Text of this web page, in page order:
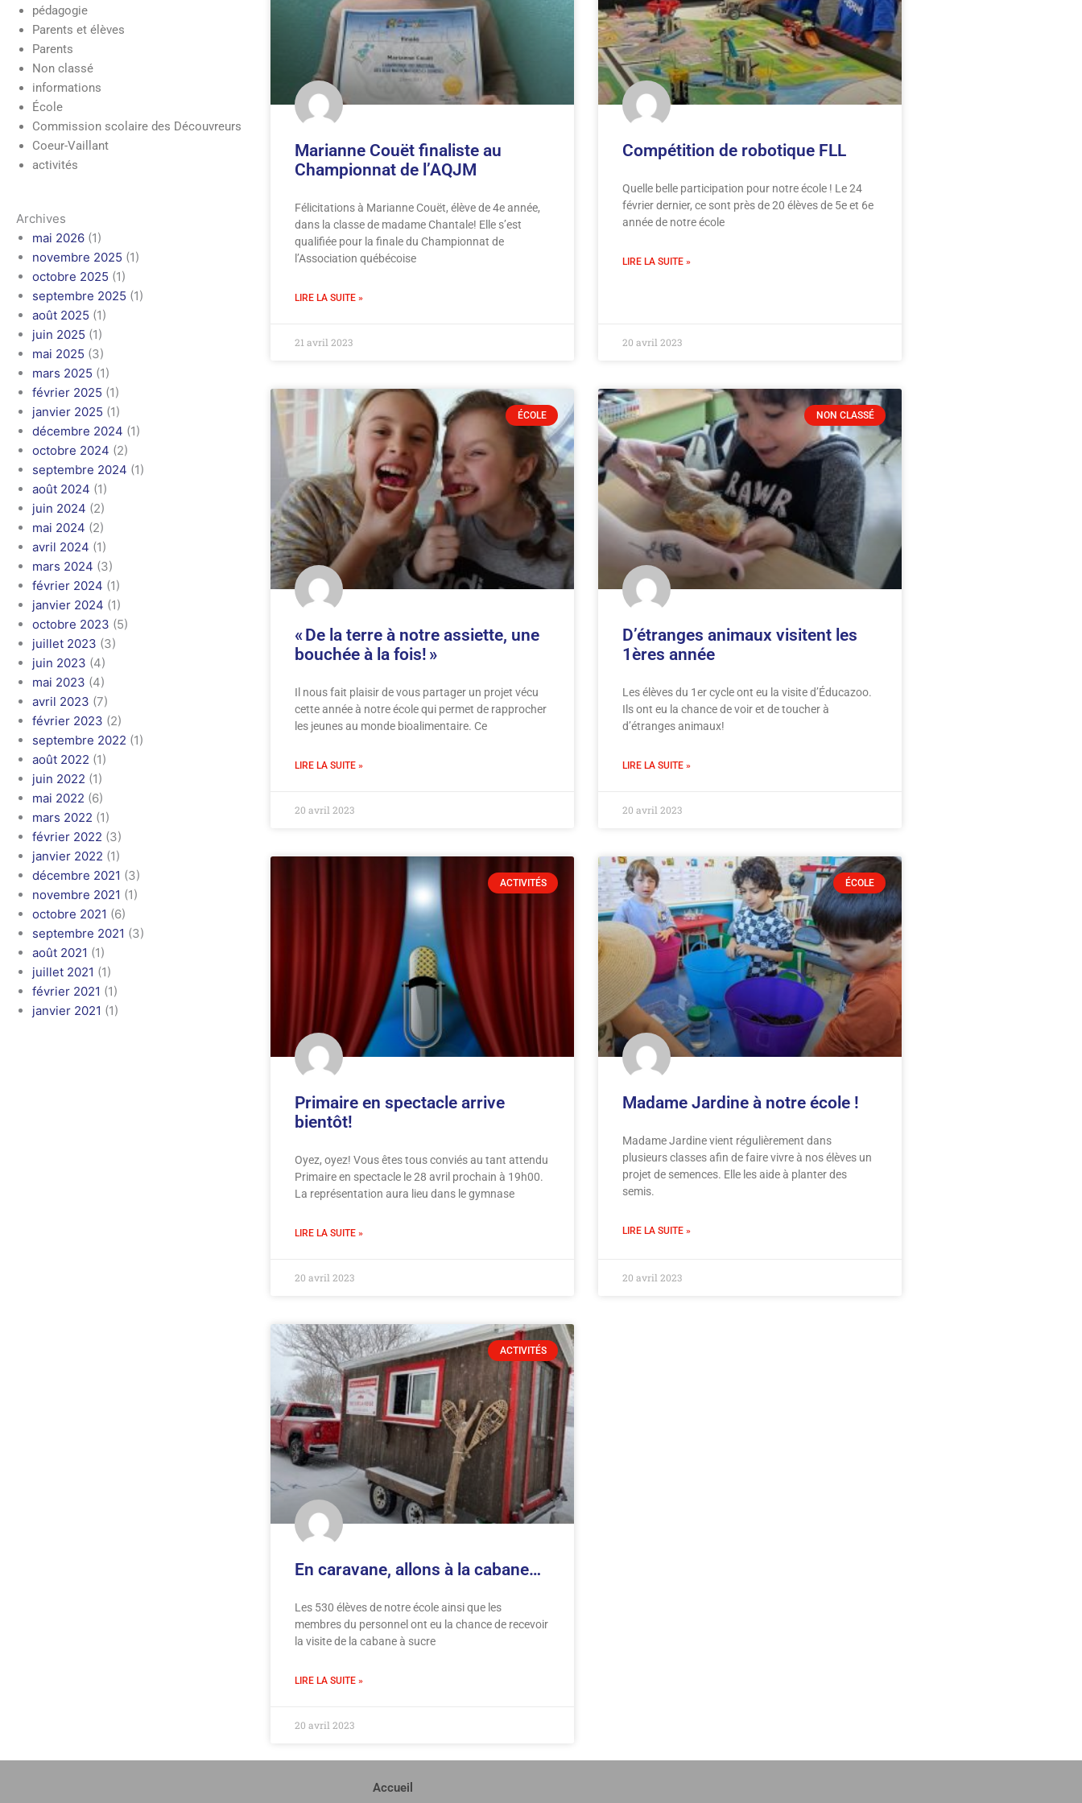
pédagogie
Parents et élèves
Parents
Non classé
informations
École
Commission scolaire des Découvreurs
Coeur-Vaillant
activités
Archives
mai 2026 (1)
novembre 2025 (1)
octobre 2025 (1)
septembre 2025 (1)
août 2025 (1)
juin 2025 (1)
mai 2025 (3)
mars 2025 (1)
février 2025 (1)
janvier 2025 (1)
décembre 2024 (1)
octobre 2024 (2)
septembre 2024 (1)
août 2024 (1)
juin 2024 (2)
mai 2024 (2)
avril 2024 (1)
mars 2024 (3)
février 2024 (1)
janvier 2024 (1)
octobre 2023 (5)
juillet 2023 (3)
juin 2023 (4)
mai 2023 (4)
avril 2023 (7)
février 2023 (2)
septembre 2022 (1)
août 2022 (1)
juin 2022 (1)
mai 2022 (6)
mars 2022 (1)
février 2022 (3)
janvier 2022 (1)
décembre 2021 (3)
novembre 2021 (1)
octobre 2021 (6)
septembre 2021 (3)
août 2021 (1)
juillet 2021 (1)
février 2021 (1)
janvier 2021 (1)
Marianne Couët finaliste au
Championnat de l’AQJM
Félicitations à Marianne Couët, élève de 4e année,
dans la classe de madame Chantale! Elle s’est
qualifiée pour la finale du Championnat de
l’Association québécoise
LIRE LA SUITE »
21 avril 2023
Compétition de robotique FLL
Quelle belle participation pour notre école ! Le 24
février dernier, ce sont près de 20 élèves de 5e et 6e
année de notre école
LIRE LA SUITE »
20 avril 2023
ÉCOLE
« De la terre à notre assiette, une
bouchée à la fois! »
Il nous fait plaisir de vous partager un projet vécu
cette année à notre école qui permet de rapprocher
les jeunes au monde bioalimentaire. Ce
LIRE LA SUITE »
20 avril 2023
NON CLASSÉ
D’étranges animaux visitent les
1ères année
Les élèves du 1er cycle ont eu la visite d’Éducazoo.
Ils ont eu la chance de voir et de toucher à
d’étranges animaux!
LIRE LA SUITE »
20 avril 2023
ACTIVITÉS
Primaire en spectacle arrive
bientôt!
Oyez, oyez! Vous êtes tous conviés au tant attendu
Primaire en spectacle le 28 avril prochain à 19h00.
La représentation aura lieu dans le gymnase
LIRE LA SUITE »
20 avril 2023
ÉCOLE
Madame Jardine à notre école !
Madame Jardine vient régulièrement dans
plusieurs classes afin de faire vivre à nos élèves un
projet de semences. Elle les aide à planter des
semis.
LIRE LA SUITE »
20 avril 2023
ACTIVITÉS
En caravane, allons à la cabane…
Les 530 élèves de notre école ainsi que les
membres du personnel ont eu la chance de recevoir
la visite de la cabane à sucre
LIRE LA SUITE »
20 avril 2023
Accueil